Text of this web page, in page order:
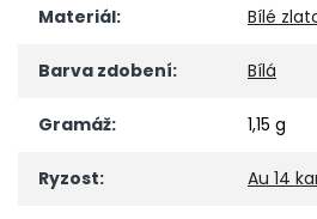
Materiál: Bílé
Barva zdobení: Bílá
Gramáž: 1,15 g
Ryzost: Au 14